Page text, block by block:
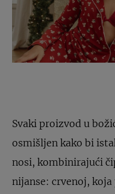
Svaki proizvod u
osmišljen kako bi
nosi, kombinirajući
nijanse: crvenoj, koja